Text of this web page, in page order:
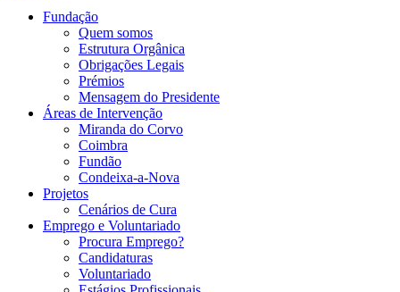
Fundação
Quem somos
Estrutura Orgânica
Obrigações Legais
Prémios
Mensagem do Presidente
Áreas de Intervenção
Miranda do Corvo
Coimbra
Fundão
Condeixa-a-Nova
Projetos
Cenários de Cura
Emprego e Voluntariado
Procura Emprego?
Candidaturas
Voluntariado